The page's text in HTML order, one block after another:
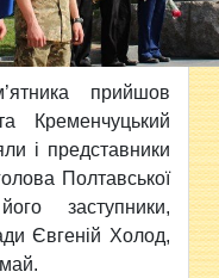
прийшов
Кременчуцький
і представники
Полтавської
заступники,
Євгеній Холод,